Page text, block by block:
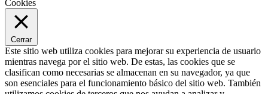
Cookies
Cerrar
Este sitio web utiliza cookies para mejorar su experiencia de usuario
mientras navega por el sitio web. De estas, las cookies que se
clasifican como necesarias se almacenan en su navegador, ya que
son esenciales para el funcionamiento básico del sitio web. También